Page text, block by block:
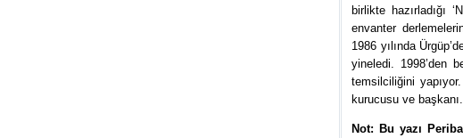
birlikte hazırladığı
envanter
1986 yılında
yineledi. 1998’den
temsilciliğini
kurucusu ve başkanı.
Not: Bu yazı